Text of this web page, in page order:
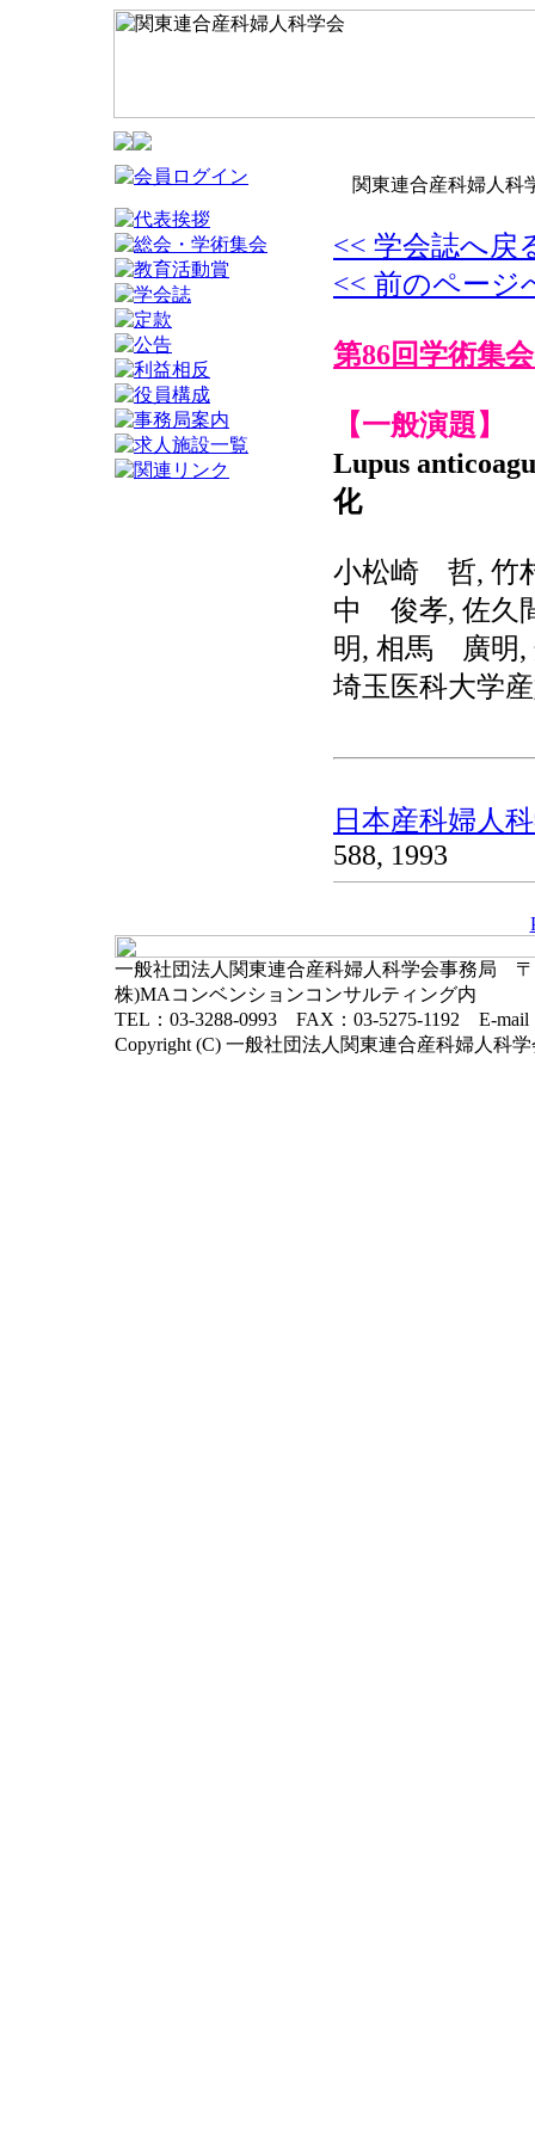
関東連合産科婦人科
<< 学会誌へ戻
<< 前のページ
第86回学術集会
【一般演題】
Lupus
化
小松崎 哲, 竹
中 俊孝, 佐
明, 相馬 廣明
埼玉医科大学
日本産科婦人
588, 1993
一般社団法人関東連合産科婦人科学会事務局 〒
株)MAコンベンションコンサルティング内
TEL：03-3288-0993 FAX：03-5275-1192 E-mail
Copyright (C) 一般社団法人関東連合産科婦人科